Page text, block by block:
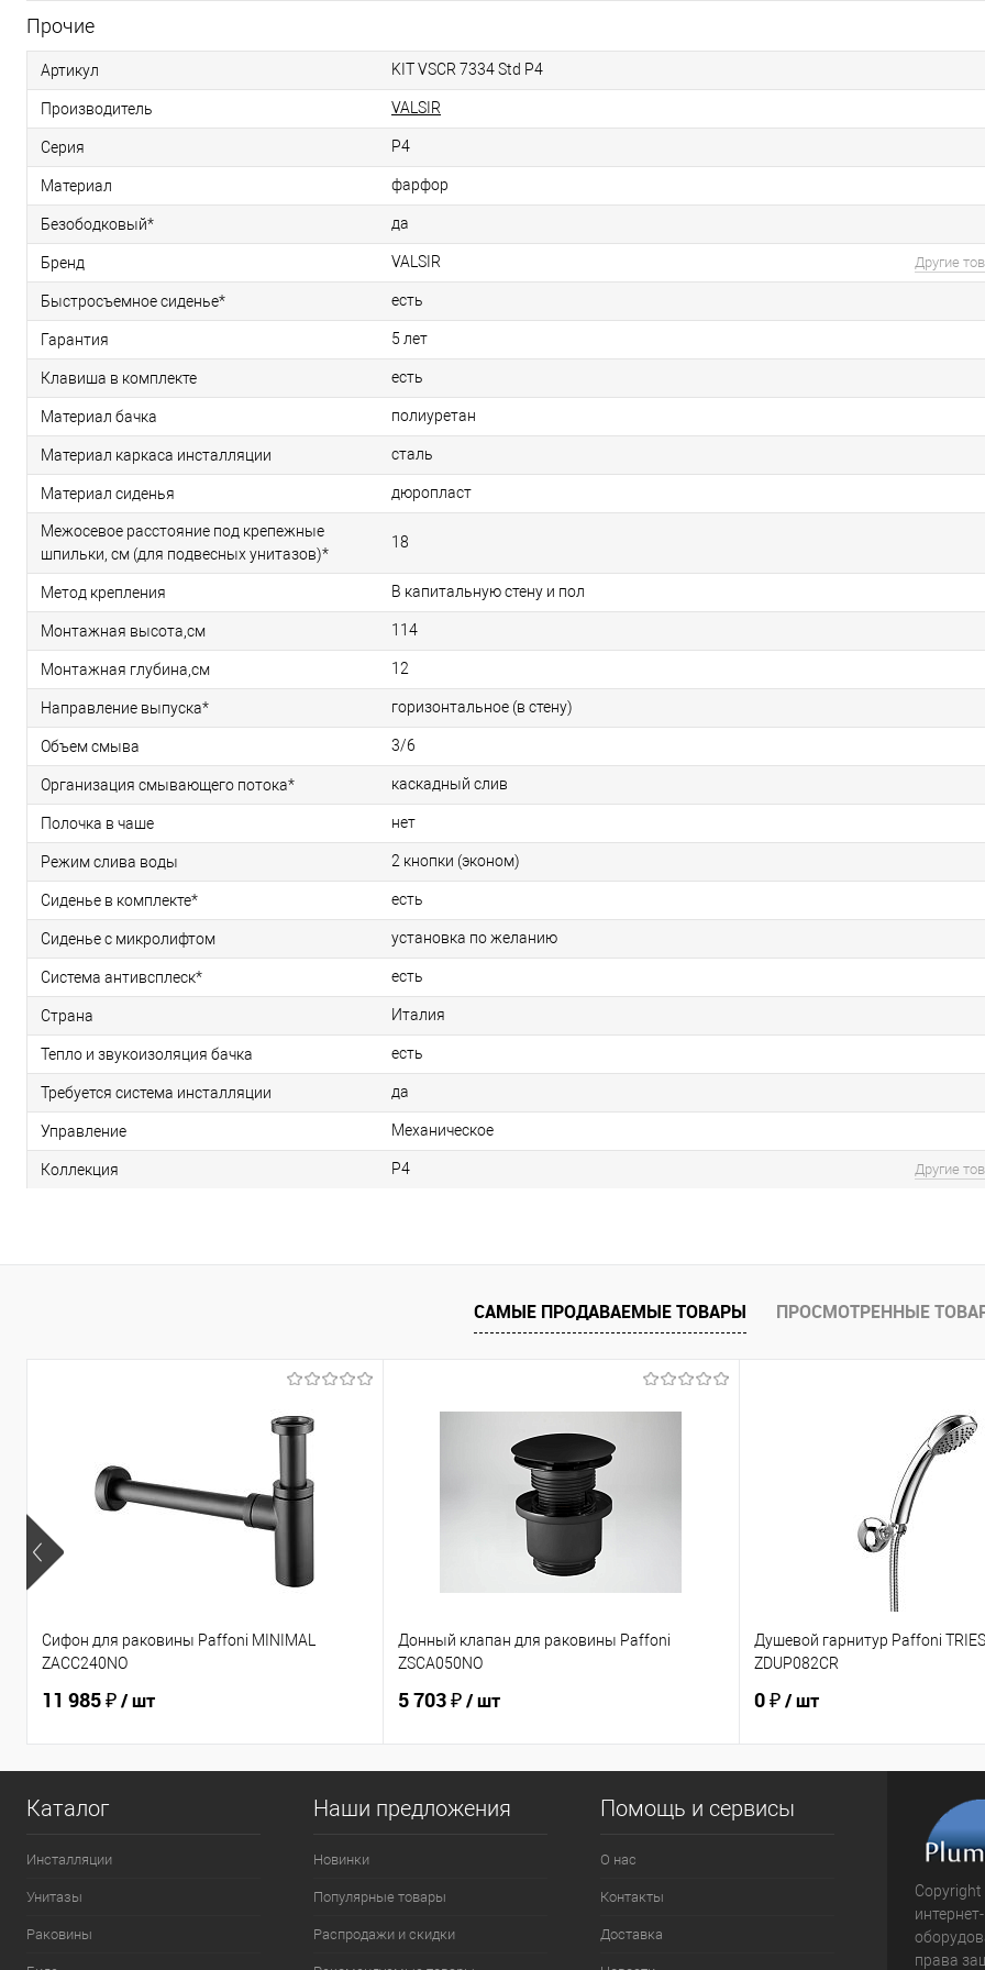
Прочие
Артикул KIT VSCR 7334 Std P4
Производитель VALSIR
Серия P4
Материал фарфор
Безободковый* да
Бренд VALSIR Другие
Быстросъемное сиденье* есть
Гарантия 5 лет
Клавиша в комплекте есть
Материал бачка полиуретан
Материал каркаса инсталляции сталь
Материал сиденья дюропласт
Межосевое расстояние под крепежные
шпильки, см (для подвесных унитазов)*
18
Метод крепления В капитальную стену и пол
Монтажная высота,см 114
Монтажная глубина,см 12
Направление выпуска* горизонтальное (в стену)
Объем смыва 3/6
Организация смывающего потока* каскадный слив
Полочка в чаше нет
Режим слива воды 2 кнопки (эконом)
Сиденье в комплекте* есть
Сиденье с микролифтом установка по желанию
Система антивсплеск* есть
Страна Италия
Тепло и звукоизоляция бачка есть
Требуется система инсталляции да
Управление Механическое
Коллекция P4 Другие
САМЫЕ ПРОДАВАЕМЫЕ ТОВАРЫ ПРОСМОТРЕННЫЕ
Сифон для раковины Paffoni MINIMAL
ZACC240NO
11 985 ₽/ шт
Донный клапан для раковины Paffoni
ZSCA050NO
5 703 ₽/ шт
Душевой гарнитур Paffoni
ZDUP082CR
0 ₽/ шт
Каталог
Инсталляции
Унитазы
Раковины
Наши предложения
Новинки
Популярные товары
Распродажи и скидки
Помощь и сервисы
О нас
Контакты
Доставка
права